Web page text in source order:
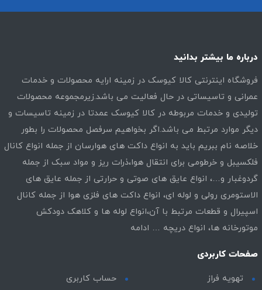
درباره ما بیشتر بدانید
فروشگاه اینترنتی کالا کیوسک در زمینه ارایه محصولات و خدمات
عمرانی و تاسیساتی در حال فعالیت می باشد.زیرمجموعه محصولات
تولیدی و خدمات مربوطه در کالا کیوسک عمدتا در زمینه تاسیسات و
دیگر موارد مرتبط می باشد.اگر بخواهیم سرفصل محصولات را بطور
خلاصه نام ببریم باید به انواع داکت های هوارسان از جمله انواع کانال
فلکسیبل و خرطومی برای انتقال هوا،ذرات ریز و مواد سبک از جمله
گردوغبار و…، انواع عایق های صوتی و حرارتی از جمله عایق های
الاستومری رولی و لوله ای، انواع داکت های فلزی هوا از جمله کانال
اسپیرال و قطعات مرتبط با آن،انواع لوله ها و کلاهک دودکش
موتورخانه ها، انواع دریچه … ادامه
صفحات کاربردی
تهویه فراز
حساب کاربری